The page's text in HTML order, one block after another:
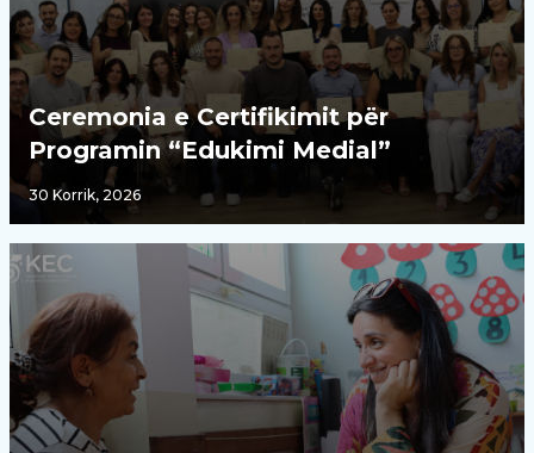
Ceremonia e Certifikimit për
Programin “Edukimi Medial”
30 Korrik, 2026